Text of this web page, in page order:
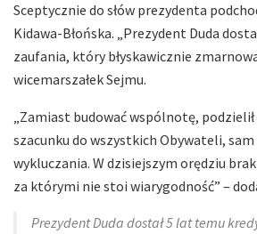
Sceptycznie do słów prezydenta
Kidawa-Błońska. „Prezydent Duda
zaufania, który błyskawicznie
wicemarszałek Sejmu.
„Zamiast budować wspólnotę,
szacunku do wszystkich Obywateli, sam
wykluczania. W dzisiejszym orędziu brak
za którymi nie stoi wiarygodność” –
Prezydent Duda dostał 5 lat temu